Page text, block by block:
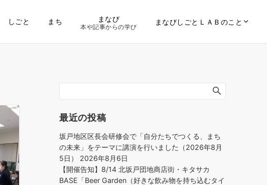
しごと まち まなび
本や記事からの学び
まなびしごとＬＡＢのこと
最近の投稿
坂戸地区区長会研修会で「自分たちでつくる、まち
の未来」をテーマに講演を行いました（2026年8月
5日）
2026年8月6日
【開催告知】8/14 北坂戸団地商店街・キタサカ
BASE「Beer Garden（好きな飲み物を持ち込むタイ